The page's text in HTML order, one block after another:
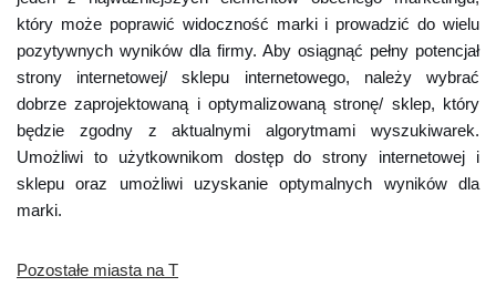
który może poprawić widoczność marki i prowadzić do wielu
pozytywnych wyników dla firmy. Aby osiągnąć pełny potencjał
strony internetowej/ sklepu internetowego, należy wybrać
dobrze zaprojektowaną i optymalizowaną stronę/ sklep, który
będzie zgodny z aktualnymi algorytmami wyszukiwarek.
Umożliwi to użytkownikom dostęp do strony internetowej i
sklepu oraz umożliwi uzyskanie optymalnych wyników dla
marki.
Pozostałe miasta na T